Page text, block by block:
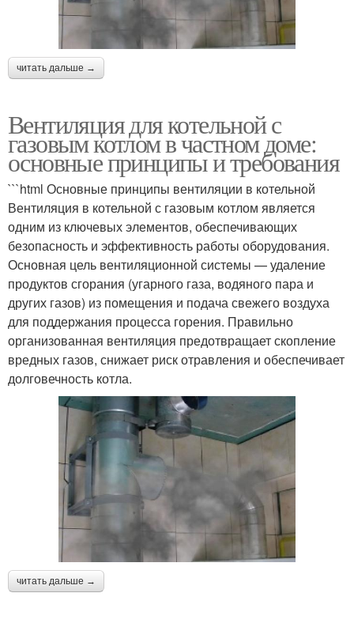
читать дальше →
Вентиляция для котельной с
газовым котлом в частном доме:
основные принципы и требования
```html Основные принципы вентиляции в котельной
Вентиляция в котельной с газовым котлом является
одним из ключевых элементов, обеспечивающих
безопасность и эффективность работы оборудования.
Основная цель вентиляционной системы — удаление
продуктов сгорания (угарного газа, водяного пара и
других газов) из помещения и подача свежего воздуха
для поддержания процесса горения. Правильно
организованная вентиляция предотвращает скопление
вредных газов, снижает риск отравления и обеспечивает
долговечность котла.
читать дальше →